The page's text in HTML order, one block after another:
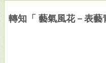
轉知「 藝氣風花－表